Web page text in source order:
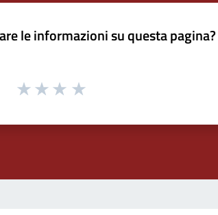
le informazioni su questa pagina?